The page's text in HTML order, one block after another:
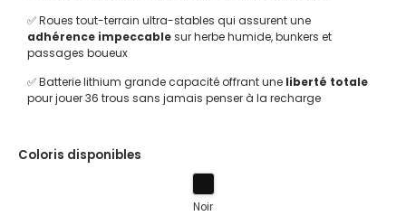
✅ Roues tout-terrain ultra-stables qui assurent une
adhérence impeccablesur herbe humide, bunkers et
passages boueux
✅ Batterie lithium grande capacité offrant une liberté totale
pour jouer 36 trous sans jamais penser à la recharge
Coloris disponibles
Noir